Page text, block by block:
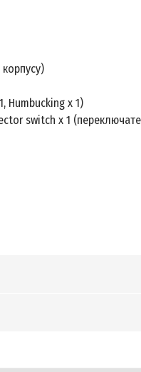
Humbucking x 1)
switch x 1